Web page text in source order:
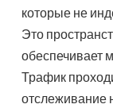
которые не
Это
обеспечивает
Трафик
отслеживание